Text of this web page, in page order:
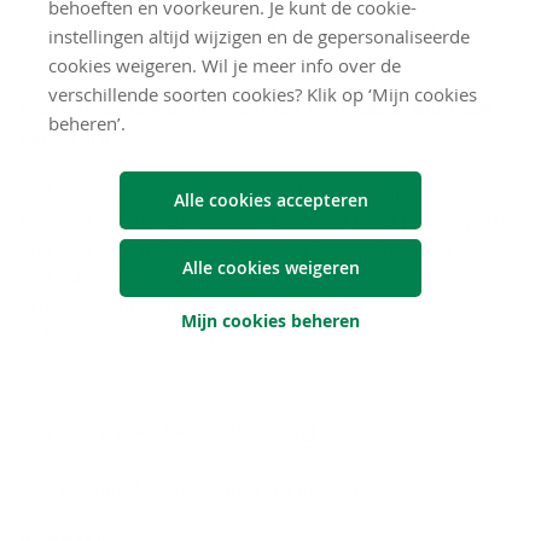
behoeften en voorkeuren. Je kunt de cookie-
instellingen altijd wijzigen en de gepersonaliseerde
cookies weigeren. Wil je meer info over de
verschillende soorten cookies? Klik op ‘Mijn cookies
beheren’.
Alle cookies accepteren
Alle cookies weigeren
Mijn cookies beheren
Een kruidenpotje valt op de kookplaat van je vakantiehuis
en zorgt voor een barst in het glas.
Is een tweede woning waarvan je eigenaar bent ook
verzekerd?
De brandverzekering van je wettelijke verblijfplaats geldt
niet voor een tweede woning. Daarvoor moet je een aparte
brandverzekering afsluiten. Je kunt die eventueel aanvullen
met extra verzekeringen zoals een inboedelverzekering, een
rechtsbijstandsverzekering.